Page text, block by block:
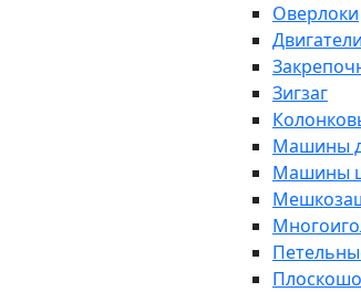
Оверлоки
Двигатели
Зигзаг
Машины
Машины